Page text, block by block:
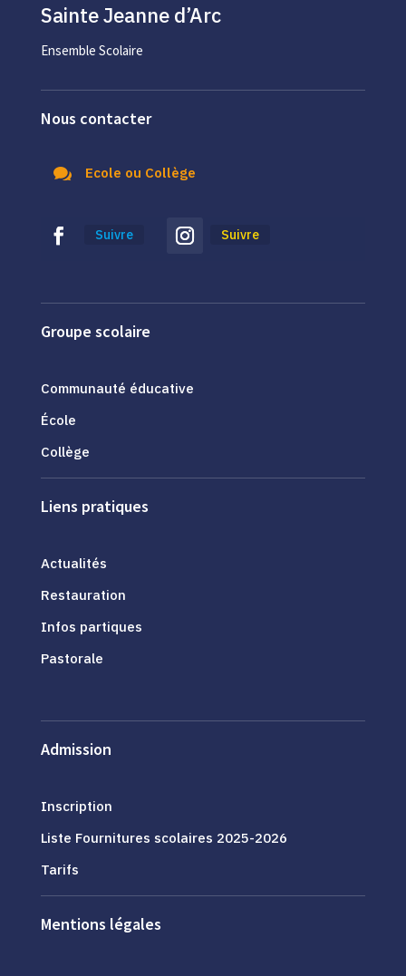
Sainte Jeanne d’Arc
Ensemble Scolaire
Nous contacter
 Ecole ou Collège
Suivre Suivre
Groupe scolaire
Communauté éducative
École
Collège
Liens pratiques
Actualités
Restauration
Infos partiques
Pastorale
Admission
Inscription
Liste Fournitures scolaires 2025-2026
Tarifs
Mentions légales